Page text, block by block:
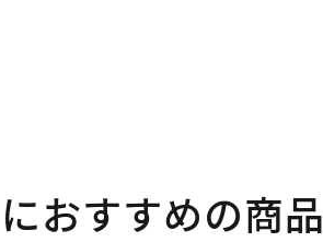
おすすめの商品